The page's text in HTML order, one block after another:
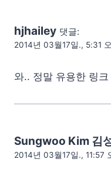
hjhailey 댓글:
2014년 03월17일., 5:31
와.. 정말 유용한 링
Sungwoo Kim 김
2014년 03월17일., 11:57